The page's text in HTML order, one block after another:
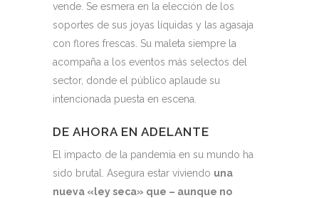
vende. Se esmera en la elección de los
soportes de sus joyas líquidas y las agasaja
con flores frescas. Su maleta siempre la
acompaña a los eventos más selectos del
sector, donde el público aplaude su
intencionada puesta en escena.
DE AHORA EN ADELANTE
El impacto de la pandemia en su mundo ha
sido brutal. Asegura estar viviendo una
nueva «ley seca» que – aunque no